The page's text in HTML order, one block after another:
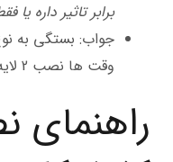
برابر تاثیر داره یا
جواب: بستگی به
وقت ها نصب 2 لایه عایق صدا برعکس عمل میکنه.
راهنمای